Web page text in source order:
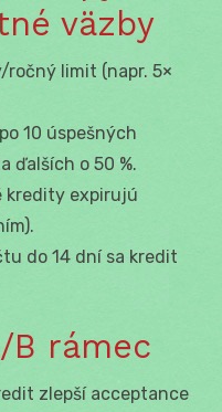
väzby
ročný limit (napr. 5×
10 úspešných
ďalších o 50 %.
kredity expirujú
do 14 dní sa kredit
B rámec
zlepší acceptance